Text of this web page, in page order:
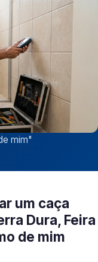
mim"
um caça
Dura, Feira
de mim